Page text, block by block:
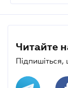
Читайте
Підпишіться,